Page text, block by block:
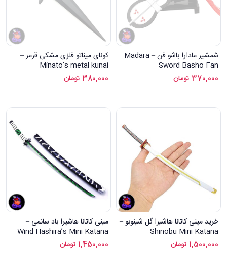
شمشیر مادارا باشو فن – Madara
Sword Basho Fan
370,000 تومان
کونای میناتو فلزی مشکی قرمز –
Minato’s metal kunai
380,000 تومان
خرید مینی کاتانا هاشیرا گل شینوبو –
Shinobu Mini Katana
1,500,000 تومان
مینی کاتانا هاشیرا باد سانمی –
Wind Hashira’s Mini Katana
1,450,000 تومان